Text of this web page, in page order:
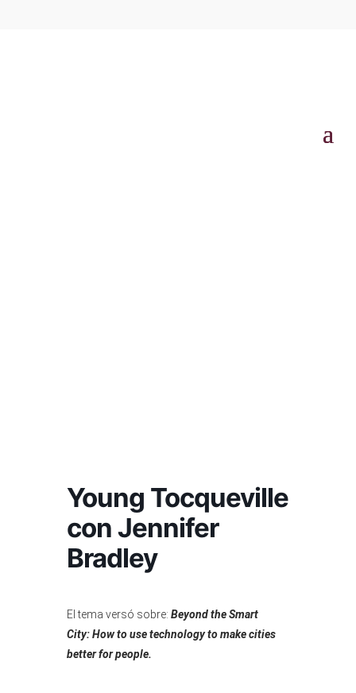
Young Tocqueville
con Jennifer
Bradley
El tema versó sobre: Beyond the Smart
City: How to use technology to make cities
better for people.